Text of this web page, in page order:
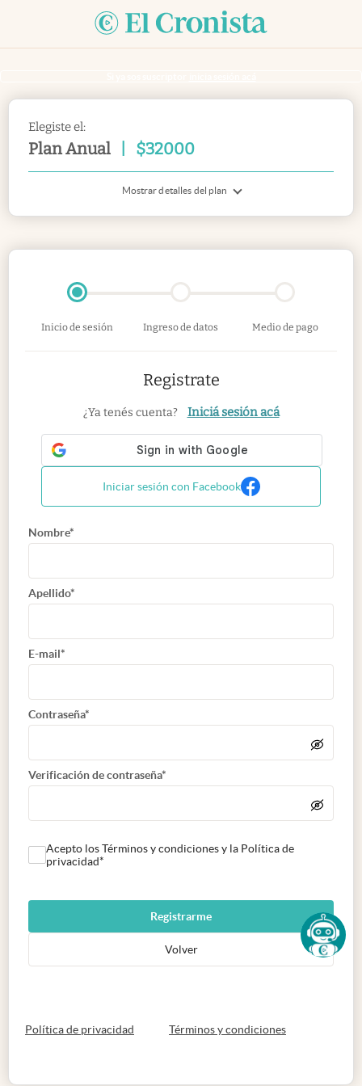
Elegiste el:
Plan Anual $32000
Mostrar detalles del plan
Inicio de sesión Ingreso de datos Medio de pago
Registrate
¿Ya tenés cuenta? Iniciá sesión acá
Iniciar sesión con Facebook
Nombre*
Apellido*
E-mail*
Contraseña*
Verificación de contraseña*
Acepto los Términos y condiciones y la Política de
privacidad*
Registrarme
Volver
Política de privacidad abre en nueva pestaña
Términos y condicionesabre en nueva